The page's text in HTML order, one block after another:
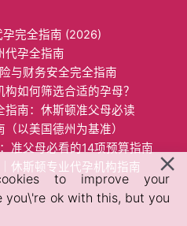
完全指南 (2026)
代孕全指南
与财务安全完全指南​
如何筛选合适的孕母？​
指南：休斯顿准父母必读
以美国德州为基准）​​
准父母必看的14项预算指南​
休斯顿专业代孕机构指南
to improve your
you\'re ok with this, but you